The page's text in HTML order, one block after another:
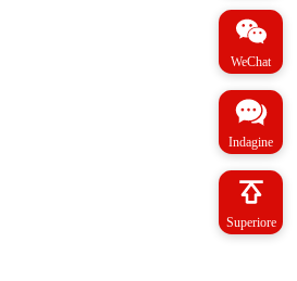
WeChat
Indagine
Superiore